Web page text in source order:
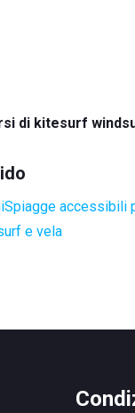
di kitesurf
Spiagge accessibili
e vela